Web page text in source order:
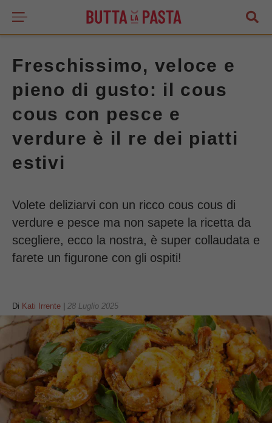
Freschissimo, veloce e
pieno di gusto: il cous
cous con pesce e
verdure è il re dei piatti
estivi
Volete deliziarvi con un ricco cous cous di
verdure e pesce ma non sapete la ricetta da
scegliere, ecco la nostra, è super collaudata e
farete un figurone con gli ospiti!
Di Kati Irrente 28 Luglio 2025